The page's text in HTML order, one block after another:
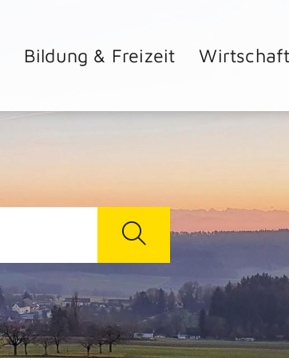
Bildung & Freizeit